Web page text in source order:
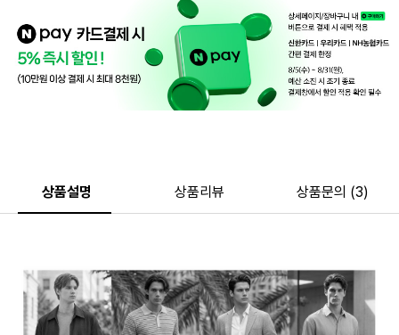
상품설명 상품리뷰 상품문의 (3)